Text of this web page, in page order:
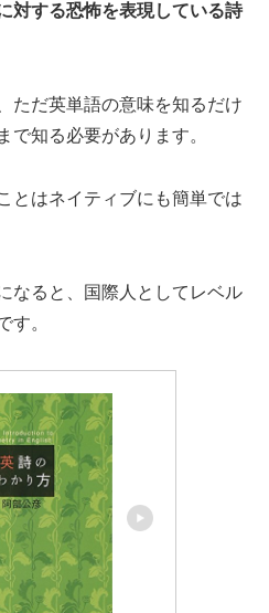
対する恐怖を表現している詩
ただ英単語の意味を知るだけ
で知る必要があります。
とはネイティブにも簡単では
なると、国際人としてレベル
す。